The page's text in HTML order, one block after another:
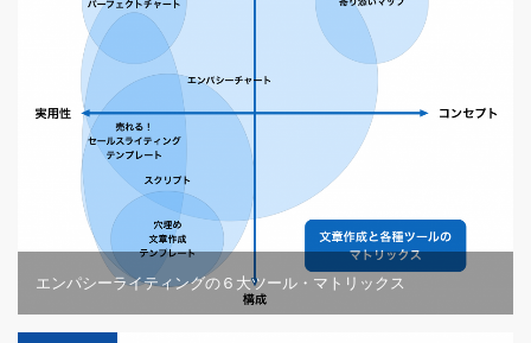
エンパシーライティングの６大ツール・マトリックス